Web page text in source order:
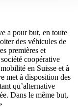
a pour but, en toute
des véhicules de
premières et
coopérative
en Suisse et à
met à disposition des
qu’alternative
Dans le même but,